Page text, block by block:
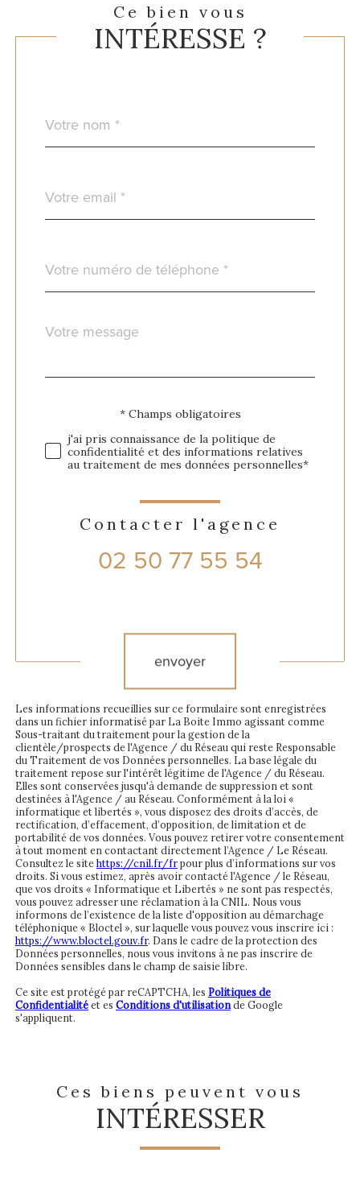
Ce bien vous
INTÉRESSE ?
par
*
*
*
Fieldset
défaut
Message
*
Validation* Champs obligatoires
j'ai pris connaissance de la politique de
confidentialité et des informations relatives
au traitement de mes données personnelles*
Contacter l'agence
02 50 77 55 54
envoyer
Les informations recueillies sur ce formulaire sont enregistrées
dans un fichier informatisé par La Boite Immo agissant comme
Sous-traitant du traitement pour la gestion de la
clientèle/prospects de l'Agence / du Réseau qui reste Responsable
du Traitement de vos Données personnelles. La base légale du
traitement repose sur l'intérêt légitime de l'Agence / du Réseau.
Elles sont conservées jusqu'à demande de suppression et sont
destinées à l'Agence / au Réseau. Conformément à la loi «
informatique et libertés », vous disposez des droits d’accès, de
rectification, d’effacement, d’opposition, de limitation et de
portabilité de vos données. Vous pouvez retirer votre consentement
à tout moment en contactant directement l’Agence / Le Réseau.
Consultez le sitehttps://cnil.fr/frpour plus d’informations sur vos
droits. Si vous estimez, après avoir contacté l'Agence / le Réseau,
que vos droits « Informatique et Libertés » ne sont pas respectés,
vous pouvez adresser une réclamation à la CNIL. Nous vous
informons de l’existence de la liste d'opposition au démarchage
téléphonique « Bloctel », sur laquelle vous pouvez vous inscrire ici :
https://www.bloctel.gouv.fr. Dans le cadre de la protection des
Données personnelles, nous vous invitons à ne pas inscrire de
Données sensibles dans le champ de saisie libre.
Ce site est protégé par reCAPTCHA, les Politiques de
Confidentialitéet es Conditions d'utilisationde Google
s'appliquent.
Ces biens peuvent vous
INTÉRESSER